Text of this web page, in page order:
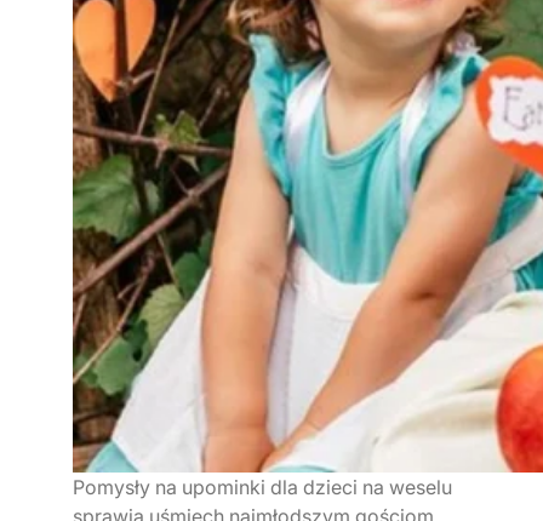
Pomysły na upominki dla dzieci na weselu
sprawią uśmiech najmłodszym gościom.